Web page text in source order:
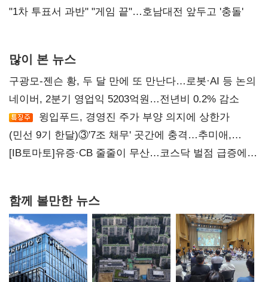
불복'
"1차 투표서 과반" "게임 끝"…호남대전 앞두고 '충돌'
많이 본 뉴스
구광모-젠슨 황, 두 달 만에 또 만난다…로봇·AI 등 논의
네이버, 2분기 영업익 5203억원…전년비 0.2% 감소
윙입푸드, 경영진 주가 부양 의지에 상한가
(민선 9기 한달)③'7조 채무' 곳간에 충격…추미애,
20년만에 '비상재정' 선언 승부수
[IB토마토]유증·CB 줄줄이 무산…코스닥 벌점 급증에
함께 볼만한 뉴스